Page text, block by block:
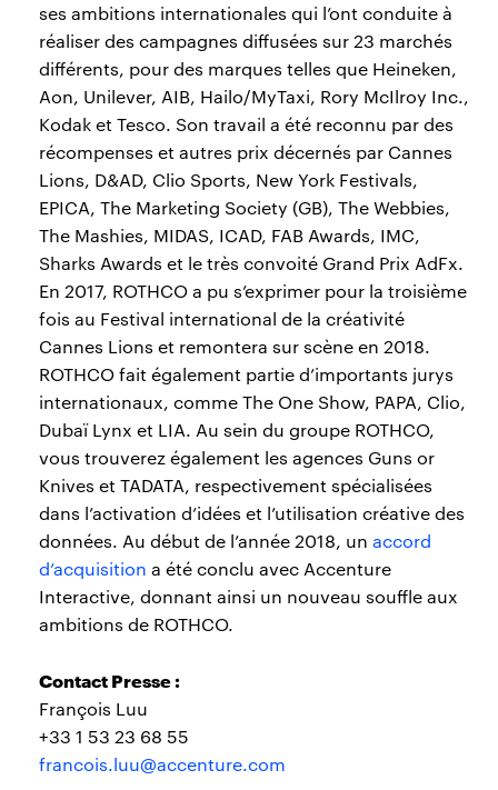
ses ambitions internationales qui l’ont conduite à
réaliser des campagnes diffusées sur 23 marchés
différents, pour des marques telles que Heineken,
Aon, Unilever, AIB, Hailo/MyTaxi, Rory McIlroy Inc.,
Kodak et Tesco. Son travail a été reconnu par des
récompenses et autres prix décernés par Cannes
Lions, D&AD, Clio Sports, New York Festivals,
EPICA, The Marketing Society (GB), The Webbies,
The Mashies, MIDAS, ICAD, FAB Awards, IMC,
Sharks Awards et le très convoité Grand Prix AdFx.
En 2017, ROTHCO a pu s’exprimer pour la troisième
fois au Festival international de la créativité
Cannes Lions et remontera sur scène en 2018.
ROTHCO fait également partie d’importants jurys
internationaux, comme The One Show, PAPA, Clio,
Dubaï Lynx et LIA. Au sein du groupe ROTHCO,
vous trouverez également les agences Guns or
Knives et TADATA, respectivement spécialisées
dans l’activation d’idées et l’utilisation créative des
données. Au début de l’année 2018, un accord
d’acquisition a été conclu avec Accenture
Interactive, donnant ainsi un nouveau souffle aux
ambitions de ROTHCO.
Contact Presse :
François Luu
+33 1 53 23 68 55
francois.luu@accenture.com